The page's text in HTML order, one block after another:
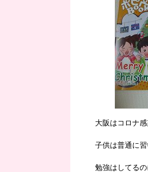
大阪はコロナ
子供は普通に
勉強はしてる